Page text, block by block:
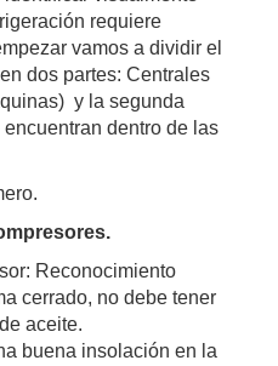
requiere
vamos a dividir el
dos partes: Centrales
y la segunda
dentro de las
Reconocimiento
cerrado, no debe tener
aceite.
buena insolación en la